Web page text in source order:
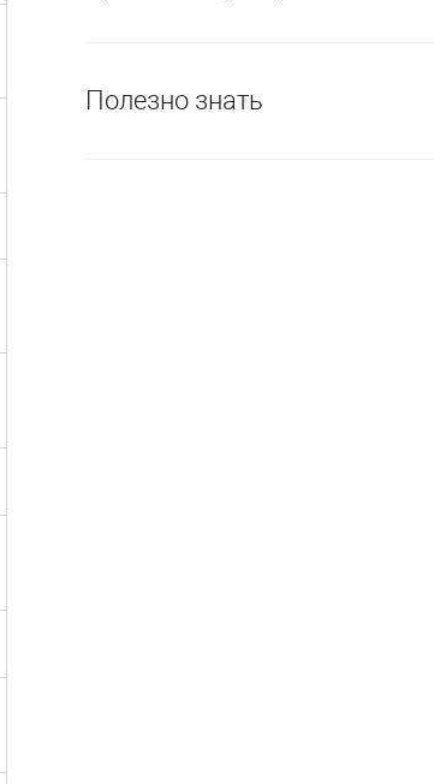
Полезно знать